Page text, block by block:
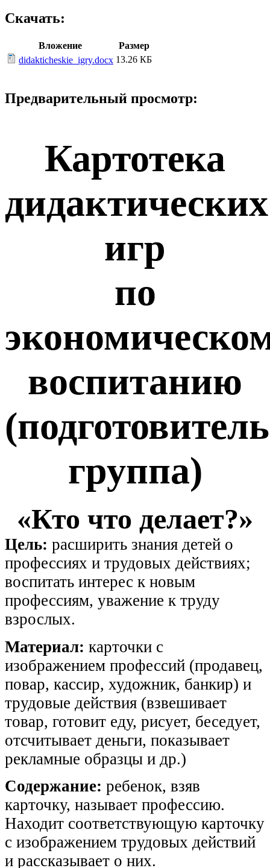
Скачать:
Вложение
Размер
didakticheskie_igry.docx 13.26 КБ
Предварительный просмотр:
Картотека
дидактических
игр
по
воспитанию
группа)
«Кто что делает?»
Цель: расширить знания детей о
профессиях и трудовых действиях;
воспитать интерес к новым
профессиям, уважение к труду
взрослых.
Материал: карточки с
изображением профессий (продавец,
повар, кассир, художник, банкир) и
трудовые действия (взвешивает
товар, готовит еду, рисует, беседует,
отсчитывает деньги, показывает
рекламные образцы и др.)
Содержание: ребенок, взяв
карточку, называет профессию.
Находит соответствующую карточку
с изображением трудовых действий
и рассказывает о них.